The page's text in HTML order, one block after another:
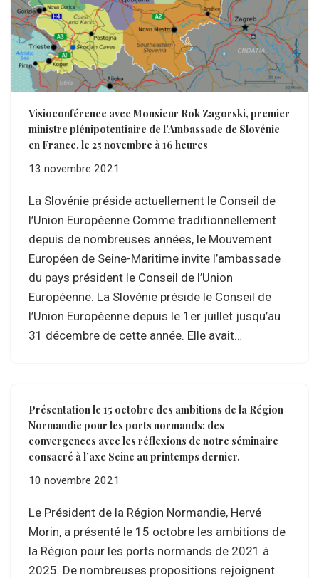
Visioconférence avec Monsieur Rok Zagorski, premier
ministre plénipotentiaire de l’Ambassade de Slovénie
en France, le 25 novembre à 16 heures
13 novembre 2021
La Slovénie préside actuellement le Conseil de
l’Union Européenne Comme traditionnellement
depuis de nombreuses années, le Mouvement
Européen de Seine-Maritime invite l’ambassade
du pays président le Conseil de l’Union
Européenne. La Slovénie préside le Conseil de
l’Union Européenne depuis le 1er juillet jusqu’au
31 décembre de cette année. Elle avait…
Présentation le 15 octobre des ambitions de la Région
Normandie pour les ports normands: des
convergences avec les réflexions de notre séminaire
consacré à l’axe Seine au printemps dernier.
10 novembre 2021
Le Président de la Région Normandie, Hervé
Morin, a présenté le 15 octobre les ambitions de
la Région pour les ports normands de 2021 à
2025. De nombreuses propositions rejoignent